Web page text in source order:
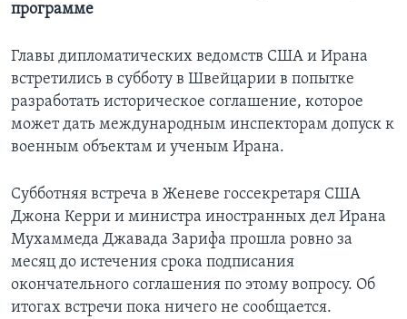
программе
Главы дипломатических ведомств США и Ирана
встретились в субботу в Швейцарии в попытке
разработать историческое соглашение, которое
может дать международным инспекторам допуск к
военным объектам и ученым Ирана.
Субботняя встреча в Женеве госсекретаря США
Джона Керри и министра иностранных дел Ирана
Мухаммеда Джавада Зарифа прошла ровно за
месяц до истечения срока подписания
окончательного соглашения по этому вопросу. Об
итогах встречи пока ничего не сообщается.